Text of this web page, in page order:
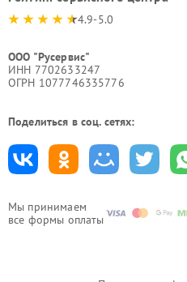
Мы принимаем
все формы оплаты
4.9-5.0
ООО "Русервис"
ИНН 7702633247
ОГРН 1077746335776
Поделиться в соц. сетях: